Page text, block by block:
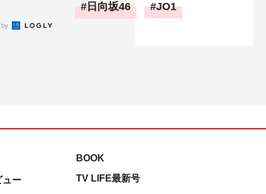
by
日向坂46 JO1
ュー
BOOK
TV LIFE最新号